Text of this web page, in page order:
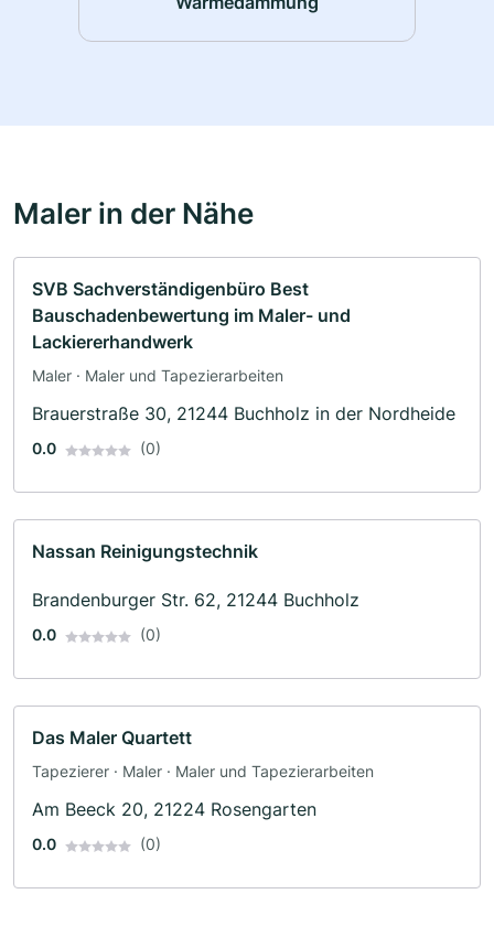
Maler in der Nähe
SVB Sachverständigenbüro Best
Bauschadenbewertung im Maler- und
Lackiererhandwerk
Maler · Maler und Tapezierarbeiten
Brauerstraße 30, 21244 Buchholz in der Nordheide
0.0 (0)
Nassan Reinigungstechnik
Brandenburger Str. 62, 21244 Buchholz
0.0 (0)
Das Maler Quartett
Tapezierer · Maler · Maler und Tapezierarbeiten
Am Beeck 20, 21224 Rosengarten
0.0 (0)